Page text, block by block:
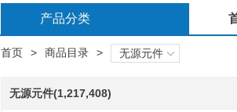
产品分类
首页 > 商品目录 > 无源元件
无源元件(1,217,408)